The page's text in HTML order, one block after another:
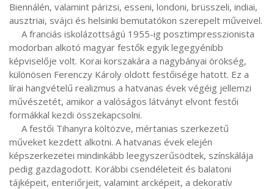
Biennálén, valamint párizsi, esseni, londoni, brüsszeli, indiai,
ausztriai, svájci és helsinki bemutatókon szerepelt műveivel.
modorban alkotó magyar festők egyik legegyénibb
képviselője volt. Korai korszakára a nagybányai örökség,
különösen Ferenczy Károly oldott festőisége hatott. Ez a
lírai hangvételű realizmus a hatvanas évek végéig jellemzi
művészetét, amikor a valóságos látványt elvont festői
formákkal kezdi összekapcsolni.
műveket kezdett alkotni. A hatvanas évek elején
képszerkezetei mindinkább leegyszerűsödtek, színskálája
pedig gazdagodott. Korábbi csendéleteit és balatoni
tájképeit, enteriőrjeit, valamint arcképeit, a dekoratív